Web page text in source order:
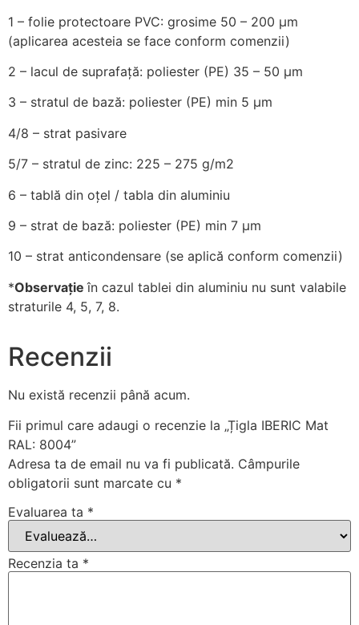
1 – folie protectoare PVC: grosime 50 – 200 µm
(aplicarea acesteia se face conform comenzii)
2 – lacul de suprafață: poliester (PE) 35 – 50 µm
3 – stratul de bază: poliester (PE) min 5 µm
4/8 – strat pasivare
5/7 – stratul de zinc: 225 – 275 g/m2
6 – tablă din oțel / tabla din aluminiu
9 – strat de bază: poliester (PE) min 7 µm
10 – strat anticondensare (se aplică conform comenzii)
*Observațieîn cazul tablei din aluminiu nu sunt valabile
straturile 4, 5, 7, 8.
Recenzii
Nu există recenzii până acum.
Fii primul care adaugi o recenzie la „Țigla IBERIC Mat
RAL: 8004”
Adresa ta de email nu va fi publicată. Câmpurile
obligatorii sunt marcate cu *
Evaluarea ta *
Recenzia ta *